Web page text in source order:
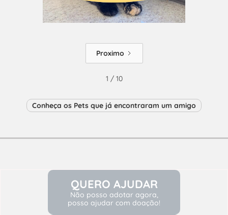
Proximo
1 / 10
Conheça os Pets que já encontraram um amigo
QUERO AJUDAR
Não posso adotar agora,
posso ajudar com doação!